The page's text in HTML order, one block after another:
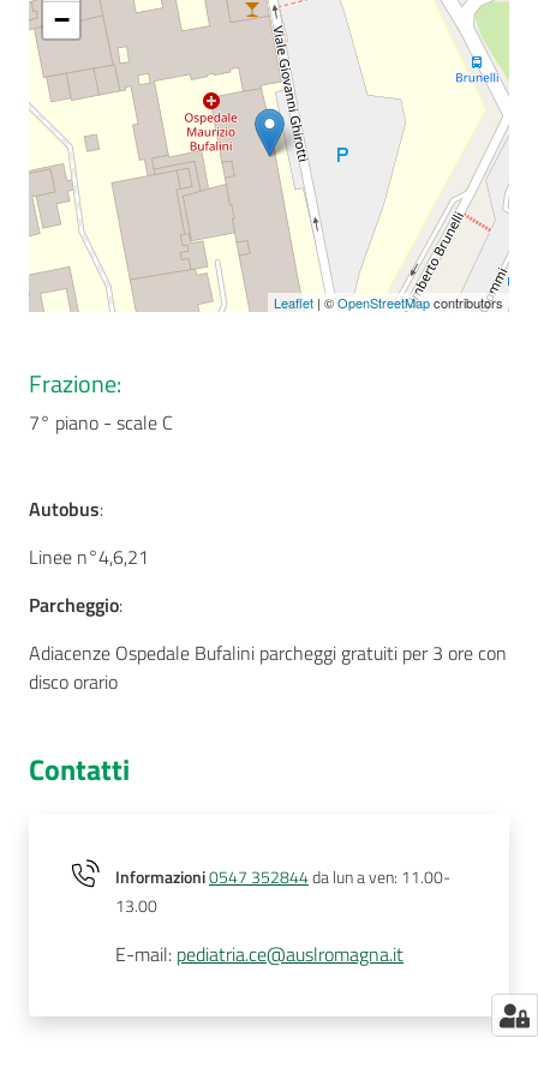
−
Leaflet | ©OpenStreetMapcontributors
Frazione:
7° piano - scale C
Autobus:
Linee n°4,6,21
Parcheggio:
Adiacenze Ospedale Bufalini parcheggi gratuiti per 3 ore con
disco orario
Contatti
Informazioni0547 352844da lun a ven: 11.00-
13.00
E-mail: pediatria.ce@auslromagna.it